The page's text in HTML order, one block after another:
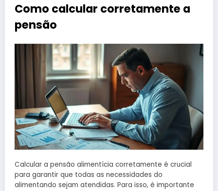
Como calcular corretamente a
pensão
Calcular a pensão alimentícia corretamente é crucial
para garantir que todas as necessidades do
alimentando sejam atendidas. Para isso, é importante